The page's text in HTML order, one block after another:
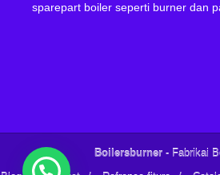
sparepart boiler seperti burner dan
Boilersburner - Fabrikai